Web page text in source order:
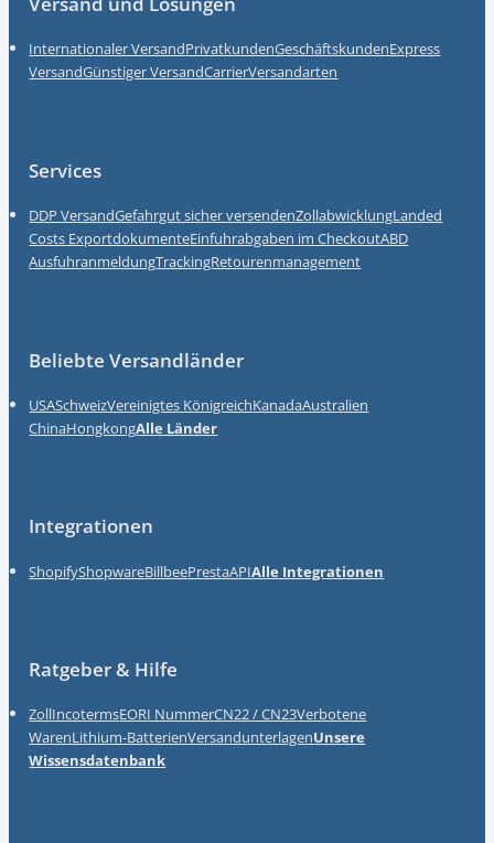
Internationaler VersandPrivatkundenGeschäftskundenExpress
VersandGünstiger VersandCarrierVersandarten
Services
DDP VersandGefahrgut sicher versendenZollabwicklungLanded
Costs ExportdokumenteEinfuhrabgaben im CheckoutABD
AusfuhranmeldungTrackingRetourenmanagement
Beliebte Versandländer
USASchweizVereinigtes KönigreichKanadaAustralien
ChinaHongkongAlle Länder
Integrationen
ShopifyShopwareBillbeePrestaAPIAlle Integrationen
Ratgeber & Hilfe
ZollIncotermsEORI NummerCN22 / CN23Verbotene
WarenLithium-BatterienVersandunterlagenUnsere
Wissensdatenbank